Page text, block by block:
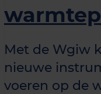
Met de Wgiw
nieuwe
voeren op de